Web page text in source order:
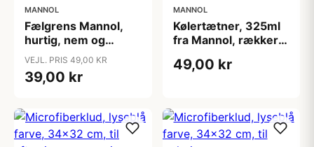
MANNOL
Fælgrens Mannol,
hurtig, nem og
skånsom rens til
alufælge, 0,5l
VEJL. PRIS 49,00 KR
39,00 kr
MANNOL
Kølertætner, 325ml
fra Mannol, rækker
49,00 kr